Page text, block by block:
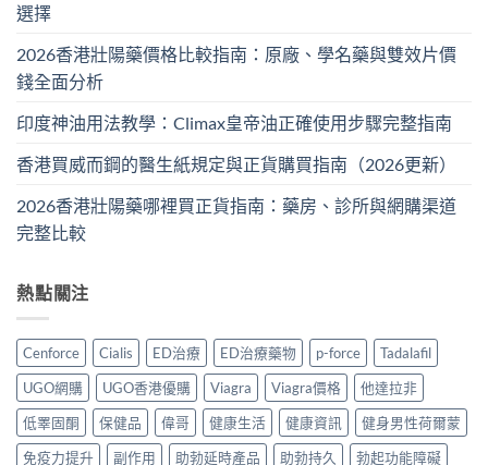
選擇
2026香港壯陽藥價格比較指南：原廠、學名藥與雙效片價
錢全面分析
印度神油用法教學：Climax皇帝油正確使用步驟完整指南
香港買威而鋼的醫生紙規定與正貨購買指南（2026更新）
2026香港壯陽藥哪裡買正貨指南：藥房、診所與網購渠道
完整比較
熱點關注
Cenforce Cialis ED治療 ED治療藥物 p-force
Tadalafil
UGO網購
UGO香港優購 Viagra Viagra價格
他達拉非
低睪固酮
保健品 偉哥 健康生活 健康資訊
健身男性荷爾蒙
免疫力提升
副作用 助勃延時產品 助勃持久 勃起功能障礙